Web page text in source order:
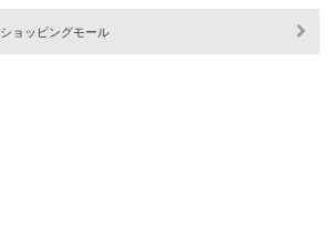
ショッピングモール